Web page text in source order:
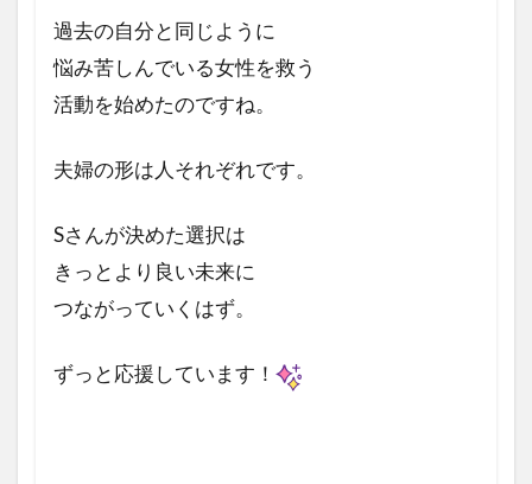
過去の自分と同じように
悩み苦しんでいる女性を救う
活動を始めたのですね。
夫婦の形は人それぞれです。
Sさんが決めた選択は
きっとより良い未来に
つながっていくはず。
ずっと応援しています！